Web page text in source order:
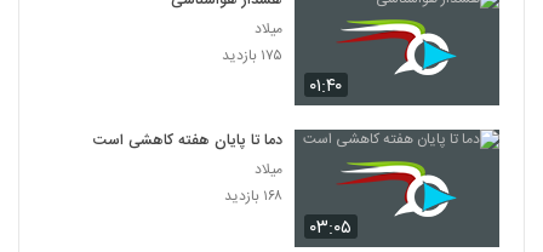
۰۱:۴۰
میلاد
۱۷۵ بازدید
۰۳:۰۵
دما تا پایان هفته کاهشی است
میلاد
۱۶۸ بازدید